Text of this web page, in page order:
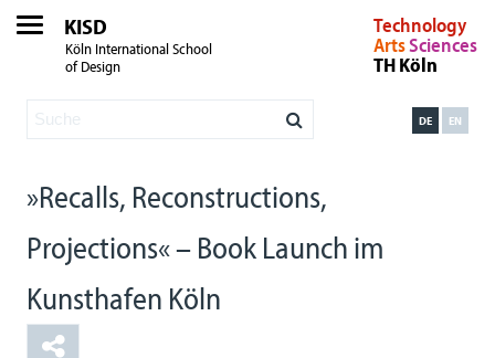
KISD
Köln International School
of Design
Technology
ArtsSciences
TH Köln
EN
DE
»Recalls, Reconstructions,
Projections« – Book Launch im
Kunsthafen Köln